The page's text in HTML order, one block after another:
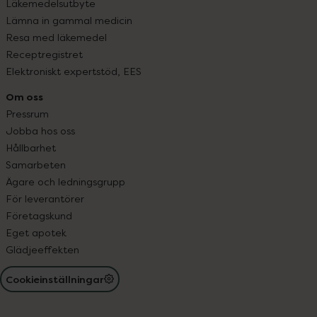
Läkemedelsutbyte
Lämna in gammal medicin
Resa med läkemedel
Receptregistret
Elektroniskt expertstöd, EES
Om oss
Pressrum
Jobba hos oss
Hållbarhet
Samarbeten
Ägare och ledningsgrupp
För leverantörer
Företagskund
Eget apotek
Glädjeeffekten
Cookieinställningar